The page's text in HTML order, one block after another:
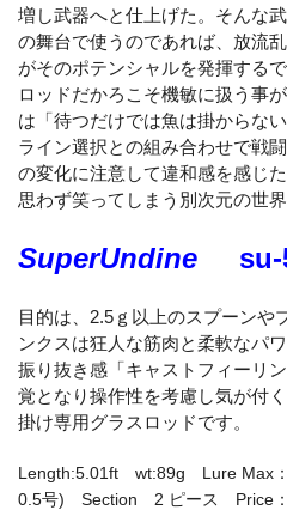
増し武器へと仕上げた。そんな
の舞台で使うのであれば、放流
がそのポテンシャルを発揮する
ロッドだかろこそ機敏に扱う事
は「待つだけでは魚は掛からな
ライン選択との組み合わせで戦
の変化に注意して違和感を感じ
思わず笑ってしまう別次元の世界
SuperUndine
目的は、2.5ｇ以上のスプーンや
ンクスは狂人な筋肉と柔軟なパ
振り抜き感「キャストフィーリ
覚となり操作性を考慮し気が付
掛け専用グラスロッドです。
Length:5.01ft wt:89g Lure Max
0.5号) Section 2 ピース Price：